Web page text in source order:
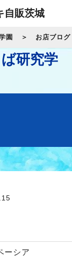
自販茨城
園 お店ブログ
研究学
ーシア